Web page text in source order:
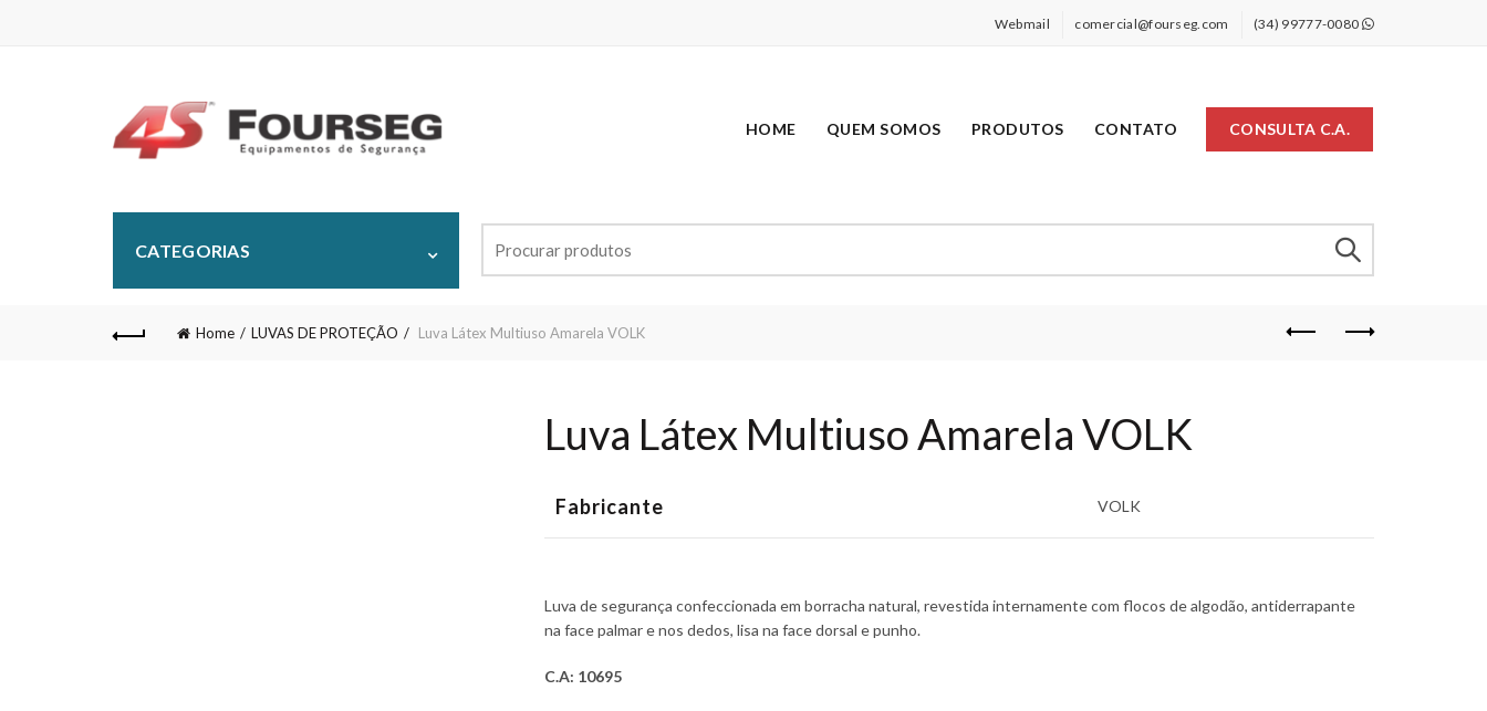
Webmail comercial@fourseg.com (34) 99777-0080
HOME QUEM SOMOS PRODUTOS CONTATO CONSULTA C.A.
CATEGORIAS
for:
Home LUVAS DE PROTEÇÃO Luva Látex Multiuso Amarela VOLK
Luva Látex Multiuso Amarela VOLK
Fabricante VOLK
Luva de segurança confeccionada em borracha natural, revestida internamente com flocos de algodão, antiderrapante
na face palmar e nos dedos, lisa na face dorsal e punho.
C.A: 10695